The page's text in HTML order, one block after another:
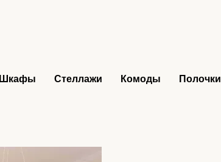
Шкафы Стеллажи Комоды Полочки